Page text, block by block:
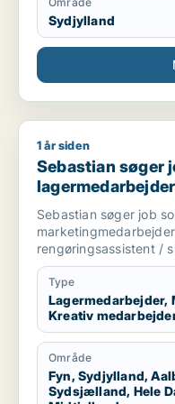
Sydjylland
Sebastian søger job
1 år siden
Sebastian søger
medarbejder /
Sebastian søger job
rengøringsassistent /
Type
Lagermedarbejder,
Kreativ
Område
Fyn, Sydjylland,
Sydsjælland, Hele